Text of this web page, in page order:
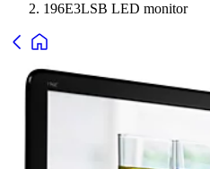
196E3LSB LED monitor